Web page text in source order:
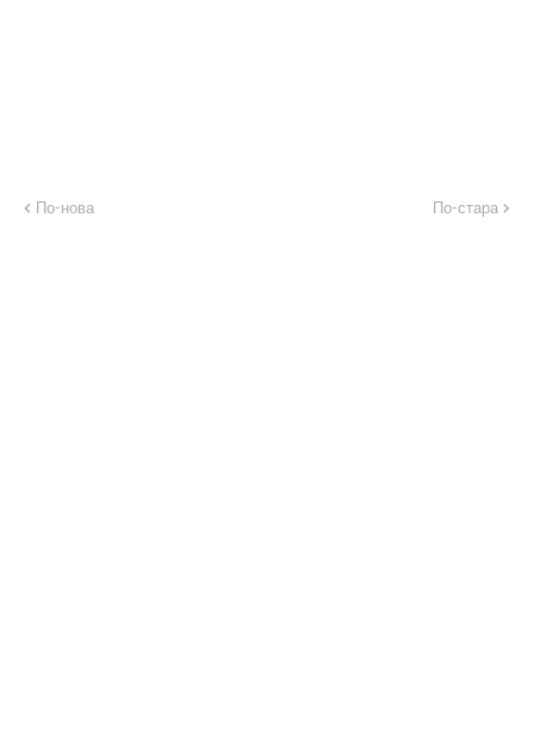
По-нова По-стара